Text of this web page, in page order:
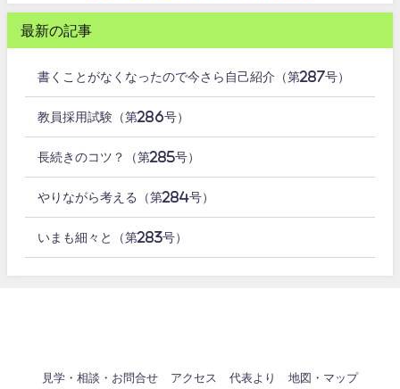
最新の記事
書くことがなくなったので今さら自己紹介（第287号）
教員採用試験（第286号）
長続きのコツ？（第285号）
やりながら考える（第284号）
いまも細々と（第283号）
見学・相談・お問合せ アクセス 代表より 地図・マップ